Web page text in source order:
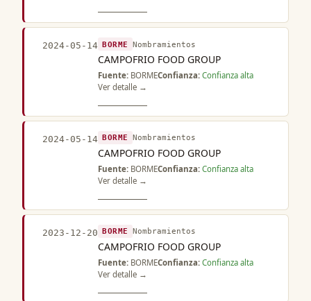
2024-05-14 BORME Nombramientos
CAMPOFRIO FOOD GROUP
Fuente: BORMEConfianza: Confianza alta
Ver detalle →
2024-05-14 BORME Nombramientos
CAMPOFRIO FOOD GROUP
Fuente: BORMEConfianza: Confianza alta
Ver detalle →
2023-12-20 BORME Nombramientos
CAMPOFRIO FOOD GROUP
Fuente: BORMEConfianza: Confianza alta
Ver detalle →